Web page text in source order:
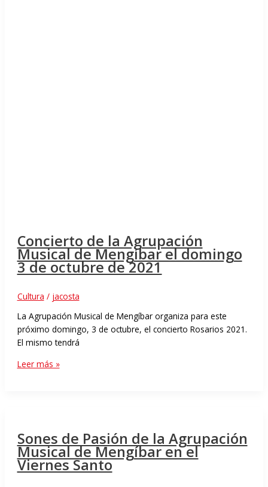
Concierto de la Agrupación
Musical de Mengíbar el domingo
3 de octubre de 2021
Cultura / jacosta
La Agrupación Musical de Mengíbar organiza para este
próximo domingo, 3 de octubre, el concierto Rosarios 2021.
El mismo tendrá
Leer más »
Sones de Pasión de la Agrupación
Musical de Mengíbar en el
Viernes Santo